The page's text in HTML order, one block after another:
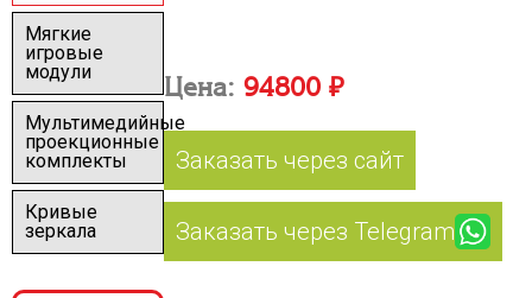
Мягкие
игровые
модули
Мультимедийные
проекционные
комплекты
Кривые
зеркала
Цена:94800 ₽
Заказать через сайт
Заказать через Telegram